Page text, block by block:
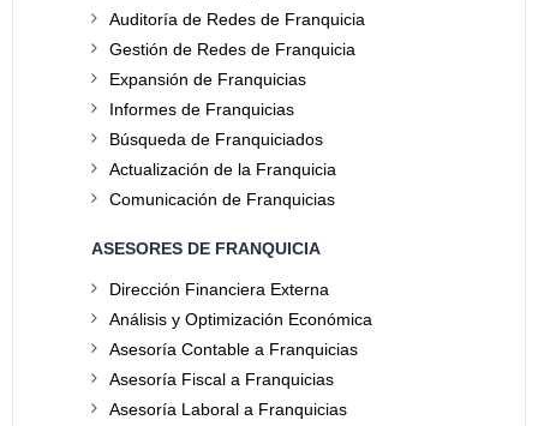
Auditoría de Redes de Franquicia
Gestión de Redes de Franquicia
Expansión de Franquicias
Informes de Franquicias
Búsqueda de Franquiciados
Actualización de la Franquicia
Comunicación de Franquicias
ASESORES DE FRANQUICIA
Dirección Financiera Externa
Análisis y Optimización Económica
Asesoría Contable a Franquicias
Asesoría Fiscal a Franquicias
Asesoría Laboral a Franquicias